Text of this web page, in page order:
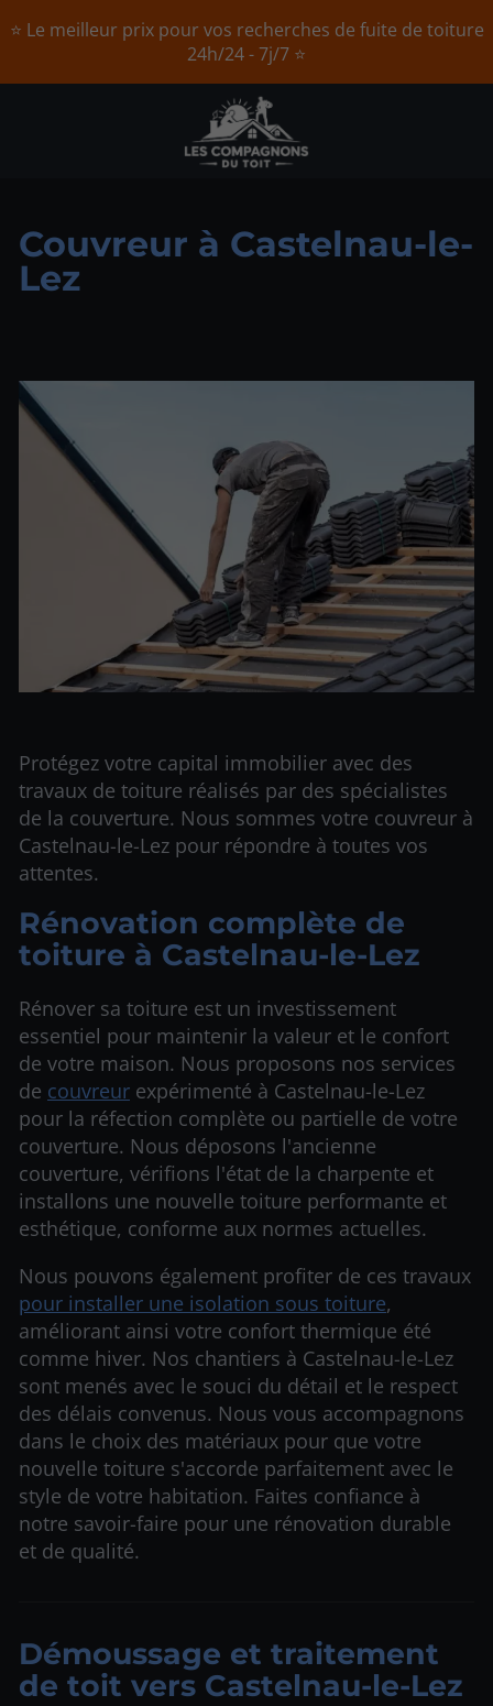
⭐ Le meilleur prix pour vos recherches de fuite de toiture
24h/24 - 7j/7 ⭐
Couvreur à Castelnau-le-
Lez
Protégez votre capital immobilier avec des
travaux de toiture réalisés par des spécialistes
de la couverture. Nous sommes votre couvreur à
Castelnau-le-Lez pour répondre à toutes vos
attentes.
Rénovation complète de
toiture à Castelnau-le-Lez
Rénover sa toiture est un investissement
essentiel pour maintenir la valeur et le confort
de votre maison. Nous proposons nos services
de couvreur expérimenté à Castelnau-le-Lez
pour la réfection complète ou partielle de votre
couverture. Nous déposons l'ancienne
couverture, vérifions l'état de la charpente et
installons une nouvelle toiture performante et
esthétique, conforme aux normes actuelles.
Nous pouvons également profiter de ces travaux
pour installer une isolation sous toiture,
améliorant ainsi votre confort thermique été
comme hiver. Nos chantiers à Castelnau-le-Lez
sont menés avec le souci du détail et le respect
des délais convenus. Nous vous accompagnons
dans le choix des matériaux pour que votre
nouvelle toiture s'accorde parfaitement avec le
style de votre habitation. Faites confiance à
notre savoir-faire pour une rénovation durable
et de qualité.
Démoussage et traitement
de toit vers Castelnau-le-Lez